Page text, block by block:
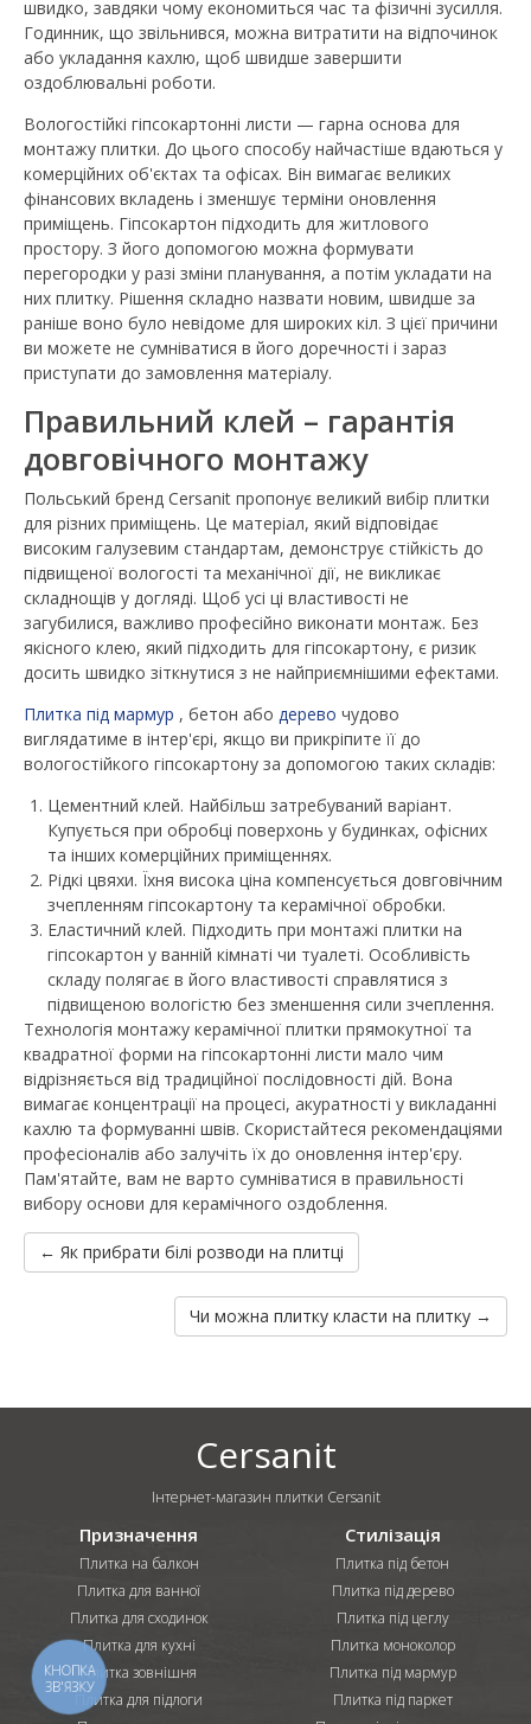
швидко, завдяки чому економиться час та фізичні зусилля.
Годинник, що звільнився, можна витратити на відпочинок
або укладання кахлю, щоб швидше завершити
оздоблювальні роботи.
Вологостійкі гіпсокартонні листи — гарна основа для
монтажу плитки. До цього способу найчастіше вдаються у
комерційних об'єктах та офісах. Він вимагає великих
фінансових вкладень і зменшує терміни оновлення
приміщень. Гіпсокартон підходить для житлового
простору. З його допомогою можна формувати
перегородки у разі зміни планування, а потім укладати на
них плитку. Рішення складно назвати новим, швидше за
раніше воно було невідоме для широких кіл. З цієї причини
ви можете не сумніватися в його доречності і зараз
приступати до замовлення матеріалу.
Правильний клей – гарантія
довговічного монтажу
Польський бренд Cersanit пропонує великий вибір плитки
для різних приміщень. Це матеріал, який відповідає
високим галузевим стандартам, демонструє стійкість до
підвищеної вологості та механічної дії, не викликає
складнощів у догляді. Щоб усі ці властивості не
загубилися, важливо професійно виконати монтаж. Без
якісного клею, який підходить для гіпсокартону, є ризик
досить швидко зіткнутися з не найприємнішими ефектами.
Плитка під мармур , бетон або дерево чудово
виглядатиме в інтер'єрі, якщо ви прикріпите її до
вологостійкого гіпсокартону за допомогою таких складів:
Цементний клей. Найбільш затребуваний варіант.
Купується при обробці поверхонь у будинках, офісних
та інших комерційних приміщеннях.
Рідкі цвяхи. Їхня висока ціна компенсується довговічним
зчепленням гіпсокартону та керамічної обробки.
Еластичний клей. Підходить при монтажі плитки на
гіпсокартон у ванній кімнаті чи туалеті. Особливість
складу полягає в його властивості справлятися з
підвищеною вологістю без зменшення сили зчеплення.
Технологія монтажу керамічної плитки прямокутної та
квадратної форми на гіпсокартонні листи мало чим
відрізняється від традиційної послідовності дій. Вона
вимагає концентрації на процесі, акуратності у викладанні
кахлю та формуванні швів. Скористайтеся рекомендаціями
професіоналів або залучіть їх до оновлення інтер'єру.
Пам'ятайте, вам не варто сумніватися в правильності
вибору основи для керамічного оздоблення.
← Як прибрати білі розводи на плитці
Чи можна плитку класти на плитку →
Cersanit
Інтернет-магазин плитки Cersanit
Призначення
Плитка на балкон
Плитка для ванної
Плитка для сходинок
Плитка для кухні
Плитка зовнішня
Плитка для підлоги
Стилізація
Плитка під бетон
Плитка під дерево
Плитка під цеглу
Плитка моноколор
Плитка під мармур
Плитка під паркет
КНОПКА
ЗВ'ЯЗКУ